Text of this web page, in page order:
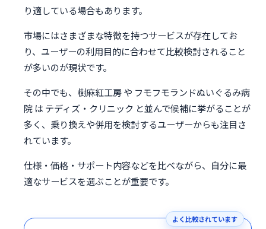
り適している場合もあります。
市場にはさまざまな特徴を持つサービスが存在してお
り、ユーザーの利用目的に合わせて比較検討されること
が多いのが現状です。
その中でも、樹麻紅工房 や フモフモランドぬいぐるみ病
院 は テディズ・クリニック と並んで候補に挙がることが
多く、乗り換えや併用を検討するユーザーからも注目さ
れています。
仕様・価格・サポート内容などを比べながら、自分に最
適なサービスを選ぶことが重要です。
よく比較されています